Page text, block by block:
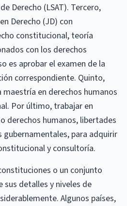
Derecho (LSAT). Tercero,
Derecho (JD) con
constitucional, teoría
con los derechos
es aprobar el examen de la
correspondiente. Quinto,
en derechos humanos
Por último, trabajar en
derechos humanos, libertades
gubernamentales, para adquirir
y consultoría.
o un conjunto
sus detalles y niveles de
Algunos países,